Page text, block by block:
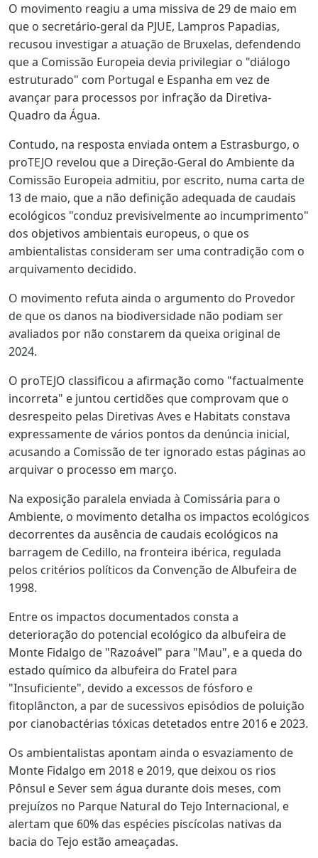
O movimento reagiu a uma missiva de 29 de maio em
que o secretário-geral da PJUE, Lampros Papadias,
recusou investigar a atuação de Bruxelas, defendendo
que a Comissão Europeia devia privilegiar o "diálogo
estruturado" com Portugal e Espanha em vez de
avançar para processos por infração da Diretiva-
Quadro da Água.
Contudo, na resposta enviada ontem a Estrasburgo, o
proTEJO revelou que a Direção-Geral do Ambiente da
Comissão Europeia admitiu, por escrito, numa carta de
13 de maio, que a não definição adequada de caudais
ecológicos "conduz previsivelmente ao incumprimento"
dos objetivos ambientais europeus, o que os
ambientalistas consideram ser uma contradição com o
arquivamento decidido.
O movimento refuta ainda o argumento do Provedor
de que os danos na biodiversidade não podiam ser
avaliados por não constarem da queixa original de
2024.
O proTEJO classificou a afirmação como "factualmente
incorreta" e juntou certidões que comprovam que o
desrespeito pelas Diretivas Aves e Habitats constava
expressamente de vários pontos da denúncia inicial,
acusando a Comissão de ter ignorado estas páginas ao
arquivar o processo em março.
Na exposição paralela enviada à Comissária para o
Ambiente, o movimento detalha os impactos ecológicos
decorrentes da ausência de caudais ecológicos na
barragem de Cedillo, na fronteira ibérica, regulada
pelos critérios políticos da Convenção de Albufeira de
1998.
Entre os impactos documentados consta a
deterioração do potencial ecológico da albufeira de
Monte Fidalgo de "Razoável" para "Mau", e a queda do
estado químico da albufeira do Fratel para
"Insuficiente", devido a excessos de fósforo e
fitoplâncton, a par de sucessivos episódios de poluição
por cianobactérias tóxicas detetados entre 2016 e 2023.
Os ambientalistas apontam ainda o esvaziamento de
Monte Fidalgo em 2018 e 2019, que deixou os rios
Pônsul e Sever sem água durante dois meses, com
prejuízos no Parque Natural do Tejo Internacional, e
alertam que 60% das espécies piscícolas nativas da
bacia do Tejo estão ameaçadas.